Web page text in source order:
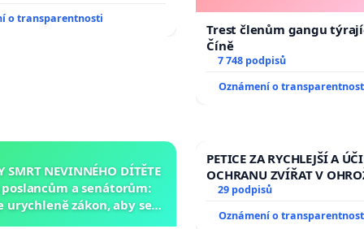
o transparentnosti
Trest členům gangu
Číně
7 748 podpisů
Oznámení o
SMRT NEVINNÉHO DÍTĚTE
poslancům a senátorům:
urychleně zákon, aby se
PETICE ZA RYCHLEJŠÍ A
OCHRANU ZVÍŘAT V
29 podpisů
Oznámení o